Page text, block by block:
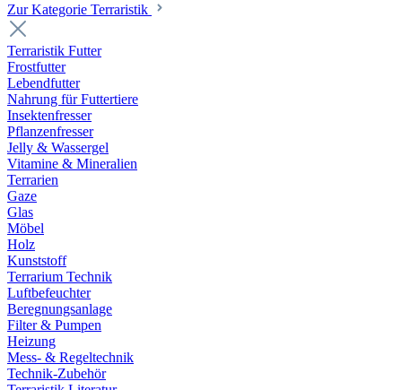
Zur Kategorie Terraristik
Terraristik Futter
Frostfutter
Lebendfutter
Nahrung für Futtertiere
Insektenfresser
Pflanzenfresser
Jelly & Wassergel
Vitamine & Mineralien
Terrarien
Gaze
Glas
Möbel
Holz
Kunststoff
Terrarium Technik
Luftbefeuchter
Beregnungsanlage
Filter & Pumpen
Heizung
Mess- & Regeltechnik
Technik-Zubehör